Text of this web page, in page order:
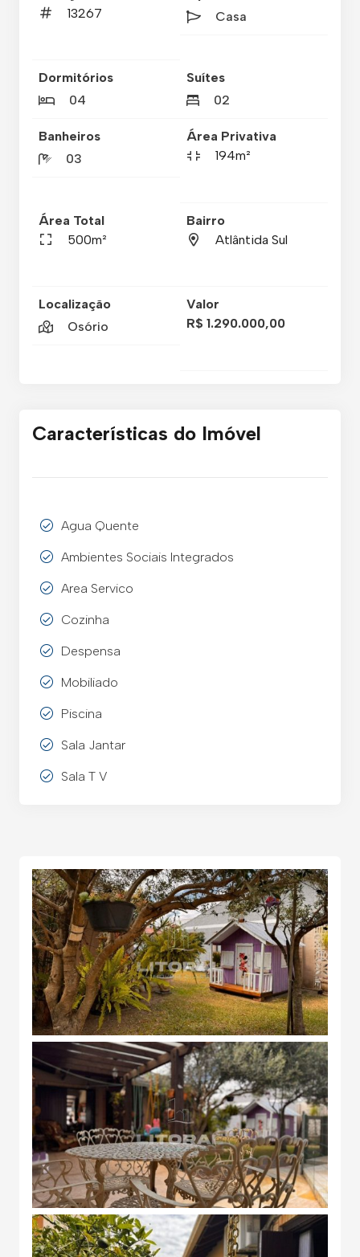
13267
Casa
Dormitórios
04
Suítes
02
Banheiros
03
Área Privativa
194m²
Área Total
500m²
Bairro
Atlântida Sul
Localização
Osório
Valor
R$ 1.290.000,00
Características do Imóvel
Agua Quente
Ambientes Sociais Integrados
Area Servico
Cozinha
Despensa
Mobiliado
Piscina
Sala Jantar
Sala T V